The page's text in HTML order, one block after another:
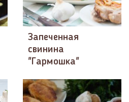
Запеченная
свинина
"Гармошка"